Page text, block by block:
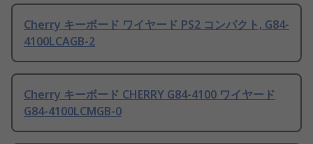
Cherry キーボード ワイヤード PS2 コンパクト, G84-
4100LCAGB-2
Cherry キーボード CHERRY G84-4100 ワイヤード
G84-4100LCMGB-0